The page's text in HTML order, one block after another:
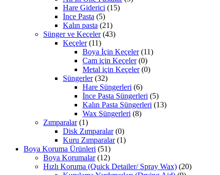
Hare Giderici (15)
İnce Pasta (5)
Kalın pasta (21)
Sünger ve Keçeler (43)
Keçeler (11)
Boya İçin Keçeler (11)
Cam için Keçeler (0)
Metal için Keçeler (0)
Süngerler (32)
Hare Süngerleri (6)
İnce Pasta Süngerleri (5)
Kalın Pasta Süngerleri (13)
Wax Süngerleri (8)
Zımparalar (1)
Disk Zımparalar (0)
Kuru Zımparalar (1)
Boya Koruma Ürünleri (51)
Boya Korumalar (12)
Hızlı Koruma (Quick Detailer/ Spray Wax) (20)